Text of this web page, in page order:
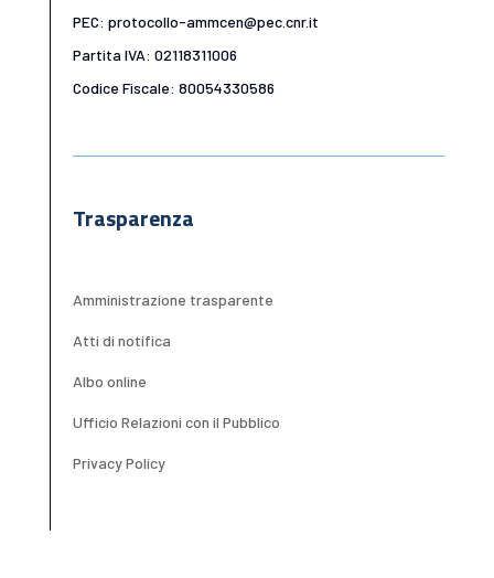
PEC: protocollo-ammcen@pec.cnr.it
Partita IVA: 02118311006
Codice Fiscale: 80054330586
Trasparenza
Amministrazione trasparente
Atti di notifica
Albo online
Ufficio Relazioni con il Pubblico
Privacy Policy